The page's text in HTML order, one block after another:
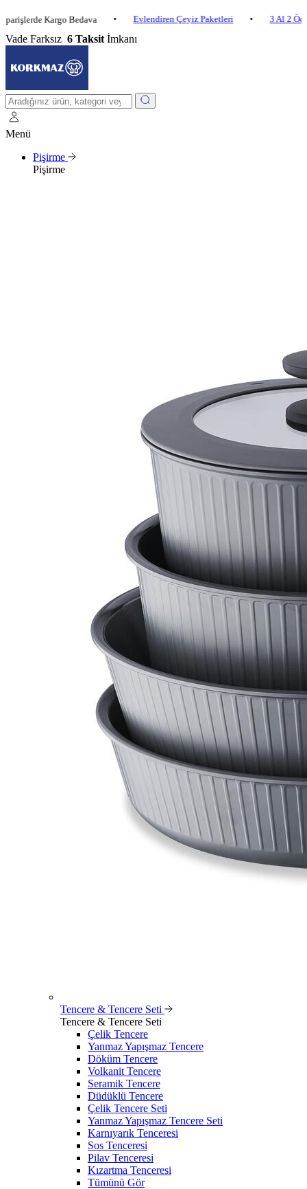
Kargo Bedava • Evlendiren Çeyiz Paketleri • 3 Al 2 Öde •
Vade Farksız 6 Taksit İmkanı
Menü
Pişirme
Pişirme
Tencere & Tencere Seti
Tencere & Tencere Seti
Çelik Tencere
Yanmaz Yapışmaz Tencere
Döküm Tencere
Volkanit Tencere
Seramik Tencere
Düdüklü Tencere
Çelik Tencere Seti
Yanmaz Yapışmaz Tencere Seti
Karnıyarık Tenceresi
Sos Tenceresi
Pilav Tenceresi
Kızartma Tenceresi
Tümünü Gör